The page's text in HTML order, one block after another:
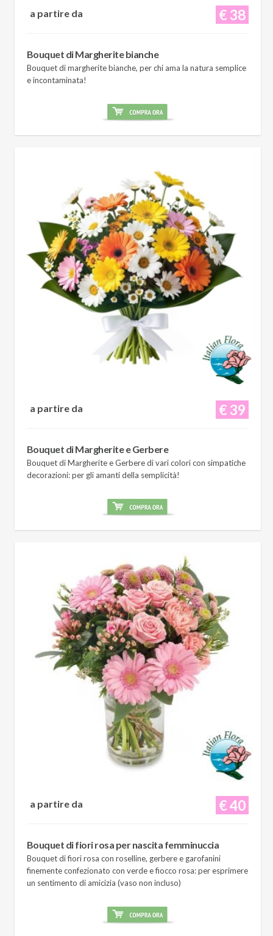
€ 38
a partire da
Bouquet di Margherite bianche
Bouquet di margherite bianche, per chi ama la natura semplice
e incontaminata!
€ 39
a partire da
Bouquet di Margherite e Gerbere
Bouquet di Margherite e Gerbere di vari colori con simpatiche
decorazioni: per gli amanti della semplicità!
€ 40
a partire da
Bouquet di fiori rosa per nascita femminuccia
Bouquet di fiori rosa con roselline, gerbere e garofanini
finemente confezionato con verde e fiocco rosa: per esprimere
un sentimento di amicizia (vaso non incluso)